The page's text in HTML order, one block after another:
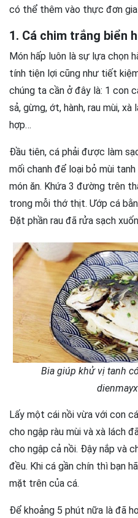
có thể thêm vào thực đơn
1. Cá chim trắng biển
Món hấp luôn là sự lựa chọn
tính tiện lợi cũng như tiết
chúng ta cần ở đây là: 1 con
sả, gừng, ớt, hành, rau mùi, xà
hợp…
Đầu tiên, cá phải được làm
mối chanh để loại bỏ mùi
món ăn. Khứa 3 đường trên
trong mỗi thớ thịt. Ướp cá
Đặt phần rau đã rửa sạch
Bia giúp khử vị tanh
Lấy một cái nồi vừa với con
cho ngập ràu mùi và xà lách
cho ngập cả nồi. Đậy nắp và
đều. Khi cá gần chín thì bạn
mặt trên của cá.
Để khoảng 5 phút nữa là đã